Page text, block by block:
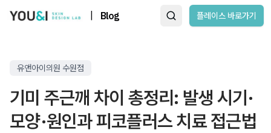
Blog 플레이스 바로가기
유앤아이의원 수원점
기미 주근깨 차이 총정리: 발생 시기·
모양·원인과 피코플러스 치료 접근법